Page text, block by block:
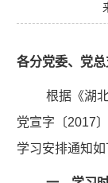
各分党委、党总
根据《湖
党宣字〔2017
学习安排通知如